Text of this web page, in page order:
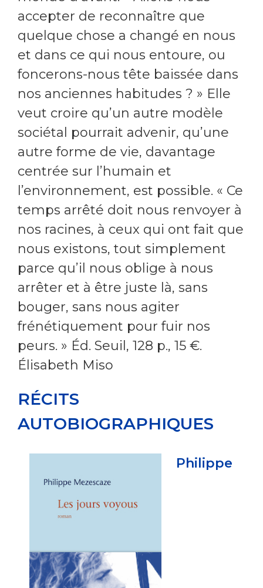
accepter de reconnaître que
quelque chose a changé en nous
et dans ce qui nous entoure, ou
foncerons-nous tête baissée dans
nos anciennes habitudes ? » Elle
veut croire qu’un autre modèle
sociétal pourrait advenir, qu’une
autre forme de vie, davantage
centrée sur l’humain et
l’environnement, est possible. « Ce
temps arrêté doit nous renvoyer à
nos racines, à ceux qui ont fait que
nous existons, tout simplement
parce qu’il nous oblige à nous
arrêter et à être juste là, sans
bouger, sans nous agiter
frénétiquement pour fuir nos
peurs. » Éd. Seuil, 128 p., 15 €.
Élisabeth Miso
RÉCITS
AUTOBIOGRAPHIQUES
Philippe